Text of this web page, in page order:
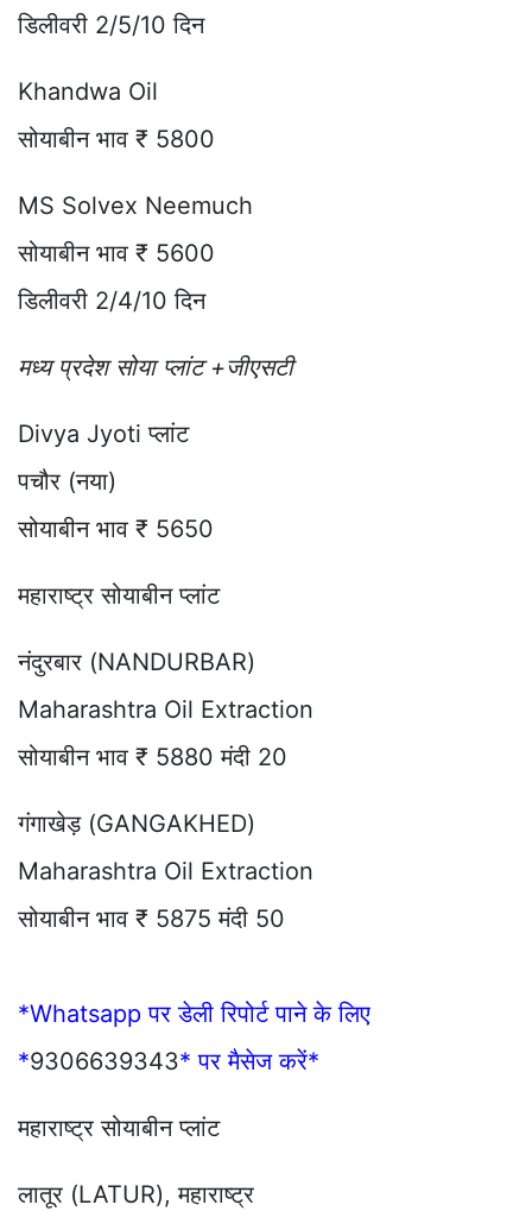
डिलीवरी 2/5/10 दिन
Khandwa Oil
सोयाबीन भाव ₹ 5800
MS Solvex Neemuch
सोयाबीन भाव ₹ 5600
डिलीवरी 2/4/10 दिन
मध्य प्रदेश सोया प्लांट +जीएसटी
Divya Jyoti प्लांट
पचौर (नया)
सोयाबीन भाव ₹ 5650
महाराष्ट्र सोयाबीन प्लांट
नंदुरबार (NANDURBAR)
Maharashtra Oil Extraction
सोयाबीन भाव ₹ 5880 मंदी 20
गंगाखेड़ (GANGAKHED)
Maharashtra Oil Extraction
सोयाबीन भाव ₹ 5875 मंदी 50
*Whatsapp पर डेली रिपोर्ट पाने के लिए
*9306639343* पर मैसेज करें*
महाराष्ट्र सोयाबीन प्लांट
लातूर (LATUR), महाराष्ट्र